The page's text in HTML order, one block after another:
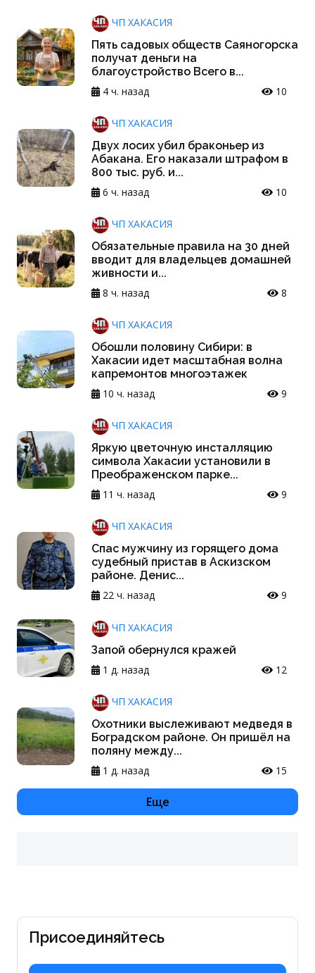
ЧП ХАКАСИЯ
Пять садовых обществ Саяногорска
получат деньги на
благоустройство Всего в...
4 ч. назад
10
ЧП ХАКАСИЯ
Двух лосих убил браконьер из
Абакана. Его наказали штрафом в
800 тыс. руб. и...
6 ч. назад
10
ЧП ХАКАСИЯ
Обязательные правила на 30 дней
вводит для владельцев домашней
живности и...
8 ч. назад
8
ЧП ХАКАСИЯ
Обошли половину Сибири: в
Хакасии идет масштабная волна
капремонтов многоэтажек
10 ч. назад
9
ЧП ХАКАСИЯ
Яркую цветочную инсталляцию
символа Хакасии установили в
Преображенском парке...
11 ч. назад
9
ЧП ХАКАСИЯ
Спас мужчину из горящего дома
судебный пристав в Аскизском
районе. Денис...
22 ч. назад
9
ЧП ХАКАСИЯ
Запой обернулся кражей
1 д. назад
12
ЧП ХАКАСИЯ
Охотники выслеживают медведя в
Боградском районе. Он пришёл на
поляну между...
1 д. назад
15
Еще
Присоединяйтесь